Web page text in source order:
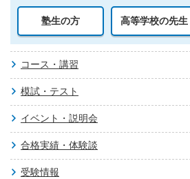
塾生の方 高等学校の先生
コース・講習
模試・テスト
イベント・説明会
合格実績・体験談
受験情報